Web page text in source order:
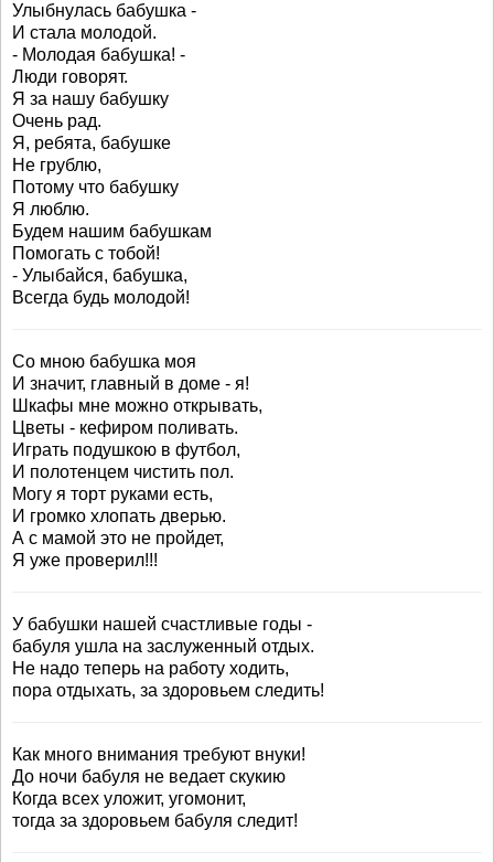
Улыбнулась бабушка -
И стала молодой.
- Молодая бабушка! -
Люди говорят.
Я за нашу бабушку
Очень рад.
Я, ребята, бабушке
Не грублю,
Потому что бабушку
Я люблю.
Будем нашим бабушкам
Помогать с тобой!
- Улыбайся, бабушка,
Всегда будь молодой!
Со мною бабушка моя
И значит, главный в доме - я!
Шкафы мне можно открывать,
Цветы - кефиром поливать.
Играть подушкою в футбол,
И полотенцем чистить пол.
Могу я торт руками есть,
И громко хлопать дверью.
А с мамой это не пройдет,
Я уже проверил!!!
У бабушки нашей счастливые годы -
бабуля ушла на заслуженный отдых.
Не надо теперь на работу ходить,
пора отдыхать, за здоровьем следить!
Как много внимания требуют внуки!
До ночи бабуля не ведает скукию
Когда всех уложит, угомонит,
тогда за здоровьем бабуля следит!